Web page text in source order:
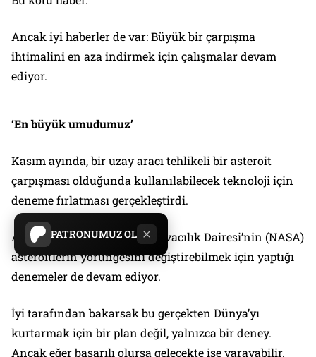
PATRONUMUZ OL
Ancak iyi haberler de var: Büyük bir çarpışma
ihtimalini en aza indirmek için çalışmalar devam
ediyor.
‘En büyük umudumuz’
Kasım ayında, bir uzay aracı tehlikeli bir asteroit
çarpışması olduğunda kullanılabilecek teknoloji için
deneme fırlatması gerçekleştirdi.
Amerikan Ulusal Uzay ve Havacılık Dairesi’nin (NASA)
asteroitlerin yörüngesini değiştirebilmek için yaptığı
denemeler de devam ediyor.
İyi tarafından bakarsak bu gerçekten Dünya’yı
kurtarmak için bir plan değil, yalnızca bir deney.
Ancak eğer başarılı olursa gelecekte işe yarayabilir.